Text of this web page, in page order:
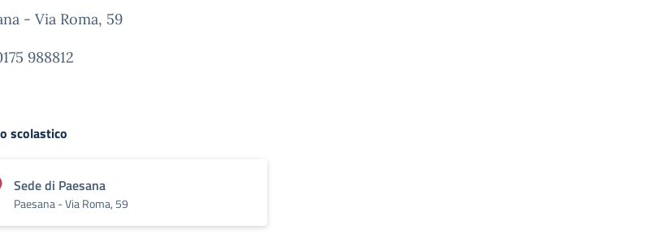
- Via Roma, 59
988812
scolastico
Sede di Paesana
Paesana - Via Roma, 59